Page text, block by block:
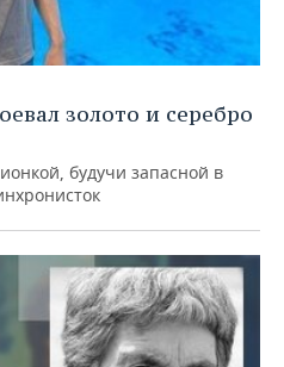
золото и серебро
будучи запасной в